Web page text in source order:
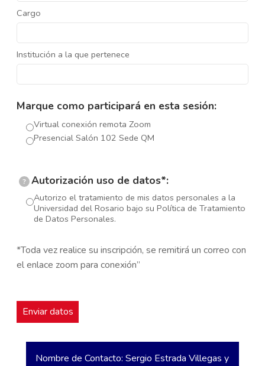
Cargo
Institución a la que pertenece
Marque como participará en esta sesión:
Virtual conexión remota Zoom
Presencial Salón 102 Sede QM
? Autorización uso de datos*:
Autorizo el tratamiento de mis datos personales a la
Universidad del Rosario bajo su Política de Tratamiento
de Datos Personales.
*Toda vez realice su inscripción, se remitirá un correo con
el enlace zoom para conexión”
Nombre de Contacto: Sergio Estrada Villegas y